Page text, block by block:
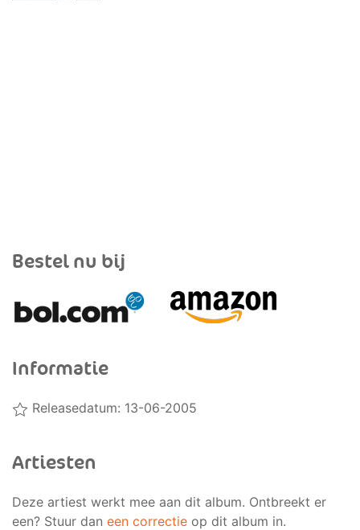
Bestel nu bij
Informatie
Releasedatum: 13-06-2005
Artiesten
Deze artiest werkt mee aan dit album. Ontbreekt er
een? Stuur dan een correctie op dit album in.